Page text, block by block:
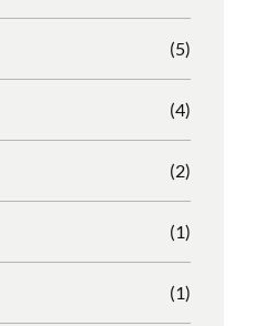
(5)
(4)
(2)
(1)
(1)